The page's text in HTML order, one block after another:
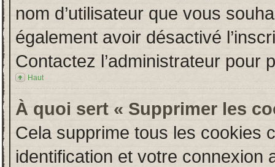
nom d’utilisateur que vous
également avoir désactivé
Contactez l’administrateur pour
Haut
À quoi sert « Supprimer les
Cela supprime tous les cookies
identification et votre connexion